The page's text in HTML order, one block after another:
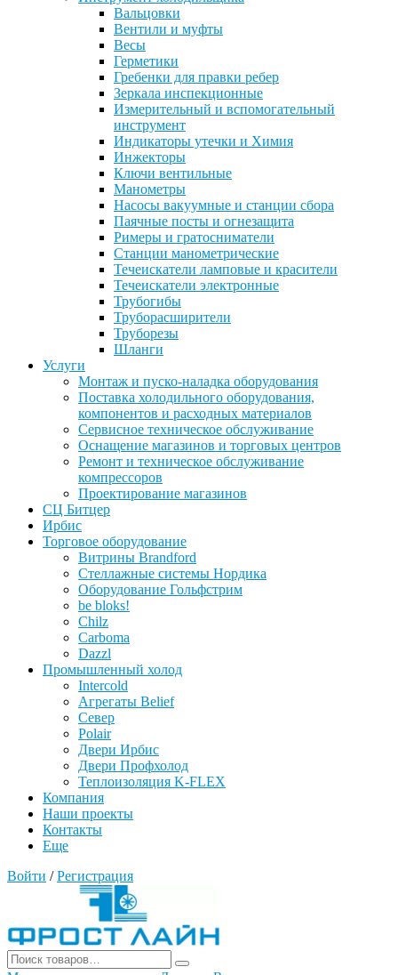
Вальцовки
Вентили и муфты
Весы
Герметики
Гребенки для правки ребер
Зеркала инспекционные
Измерительный и вспомогательный
инструмент
Индикаторы утечки и Химия
Инжекторы
Ключи вентильные
Манометры
Насосы вакуумные и станции сбора
Паячные посты и огнезащита
Римеры и гратосниматели
Станции манометрические
Течеискатели ламповые и красители
Течеискатели электронные
Трубогибы
Труборасширители
Труборезы
Шланги
Услуги
Монтаж и пуско-наладка оборудования
Поставка холодильного оборудования,
компонентов и расходных материалов
Сервисное техническое обслуживание
Оснащение магазинов и торговых центров
Ремонт и техническое обслуживание
компрессоров
Проектирование магазинов
СЦ Битцер
Ирбис
Торговое оборудование
Витрины Brandford
Стеллажные системы Нордика
Оборудование Гольфстрим
be bloks!
Chilz
Carboma
Dazzl
Промышленный холод
Intercold
Агрегаты Belief
Север
Polair
Двери Ирбис
Двери Профхолод
Теплоизоляция K-FLEX
Компания
Наши проекты
Контакты
Еще
Войти / Регистрация